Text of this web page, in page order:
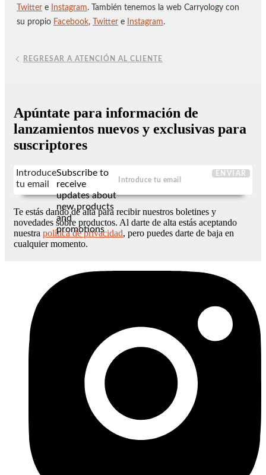
Twitter e Instagram. También tenemos la web Carryology con
su propio Facebook, Twitter e Instagram.
REGRESAR A ATENCIÓN AL CLIENTE
Apúntate para información de
lanzamientos nuevos y exclusivas para
suscriptores
Introduce
tu email
Subscribe to
receive
updates about
new products
and
promotions
ENVIAR
Te estás dando de alta para recibir nuestros boletines y
novedades sobre productos. Al darte de alta estás aceptando
nuestra política de privacidad, pero puedes darte de baja en
cualquier momento.